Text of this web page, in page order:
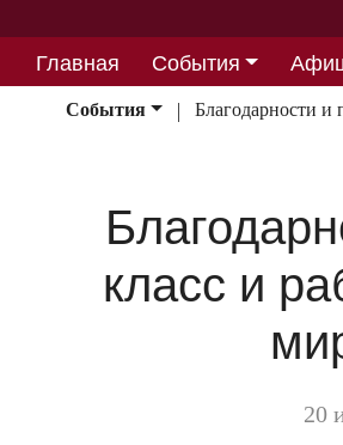
Главная События
Партнерство
События Благодарности и
класс и
20